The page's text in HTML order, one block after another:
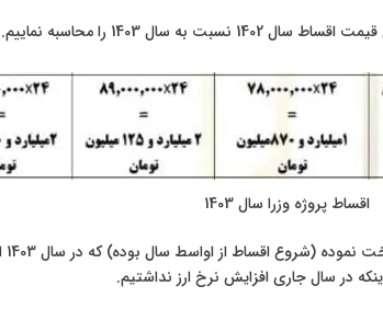
اقساط پروژه وزرا سال 1403